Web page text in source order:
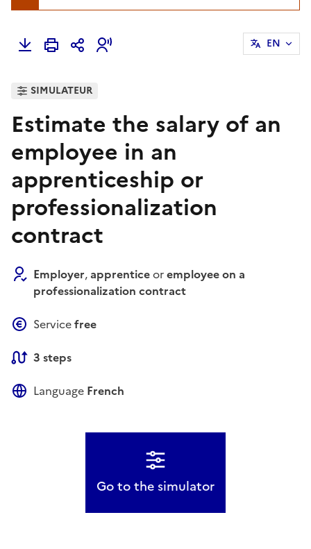
EN
SIMULATEUR
Estimate the salary of an
employee in an
apprenticeship or
professionalization
contract
Employer,apprenticeoremployee on a
professionalization contract
Servicefree
3 steps
Language French
Go to the simulator